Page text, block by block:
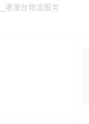
港澳台物流服务